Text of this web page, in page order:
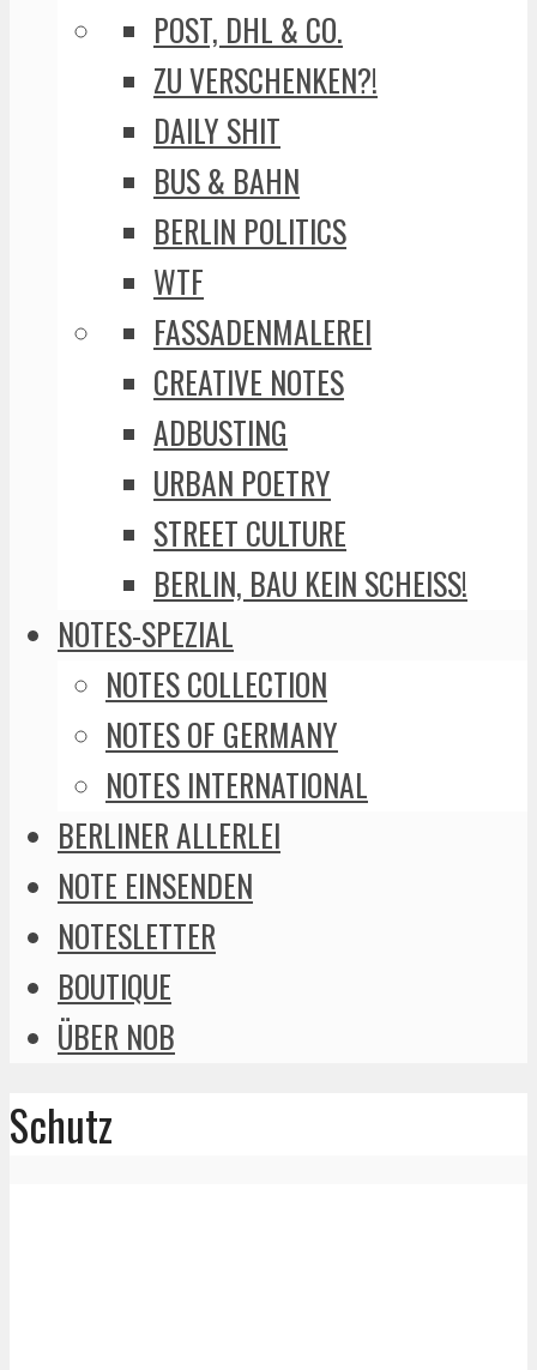
POST, DHL & CO.
ZU VERSCHENKEN?!
DAILY SHIT
BUS & BAHN
BERLIN POLITICS
WTF
FASSADENMALEREI
CREATIVE NOTES
ADBUSTING
URBAN POETRY
STREET CULTURE
BERLIN, BAU KEIN SCHEISS!
NOTES-SPEZIAL
NOTES COLLECTION
NOTES OF GERMANY
NOTES INTERNATIONAL
BERLINER ALLERLEI
NOTE EINSENDEN
NOTESLETTER
BOUTIQUE
ÜBER NOB
Schutz